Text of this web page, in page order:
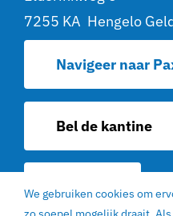
7255 KA Hengelo
Navigeer naar
Bel de kantine
Contact
We gebruiken cookies om